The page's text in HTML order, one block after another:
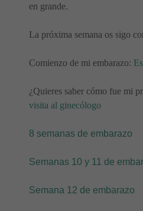
en grande.
La próxima semana os sigo
Comienzo de mi embarazo:
¿Quieres saber cómo fue mi
visita al ginecólogo
8 semanas de embarazo
Semanas 10 y 11 de
Semana 12 de embarazo